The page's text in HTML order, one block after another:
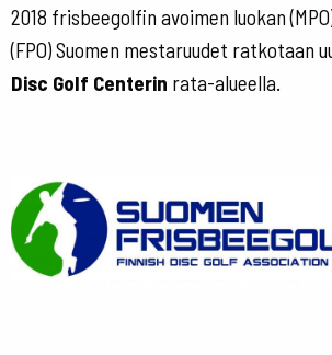
2018 frisbeegolfin avoimen luokan
(FPO) Suomen mestaruudet ratkotaan
Disc Golf Centerin rata-alueella.